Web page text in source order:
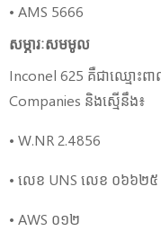
• AMS 5666
សម្ភារៈសមមូល
Inconel 625 គឺជាឈ្មោះព
Companies និងស្មើនឹង៖
• W.NR 2.4856
• លេខ UNS លេខ ០៦៦២៥
• AWS ០១២